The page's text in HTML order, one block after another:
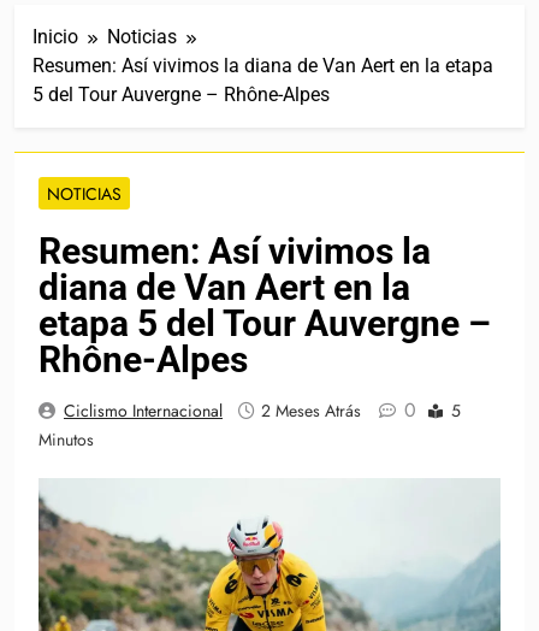
Inicio
Noticias
Resumen: Así vivimos la diana de Van Aert en la etapa
5 del Tour Auvergne – Rhône-Alpes
NOTICIAS
Resumen: Así vivimos la
diana de Van Aert en la
etapa 5 del Tour Auvergne –
Rhône-Alpes
Ciclismo Internacional 2 Meses Atrás 0
5
Minutos